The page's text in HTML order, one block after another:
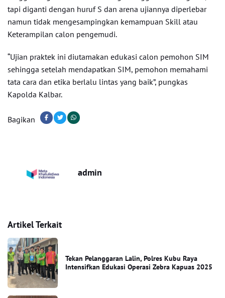
tapi diganti dengan huruf S dan arena ujiannya diperlebar
namun tidak mengesampingkan kemampuan Skill atau
Keterampilan calon pengemudi.
“Ujian praktek ini diutamakan edukasi calon pemohon SIM
sehingga setelah mendapatkan SIM, pemohon memahami
tata cara dan etika berlalu lintas yang baik”, pungkas
Kapolda Kalbar.
Bagikan
admin
Artikel Terkait
Tekan Pelanggaran Lalin, Polres Kubu Raya
Intensifkan Edukasi Operasi Zebra Kapuas 2025